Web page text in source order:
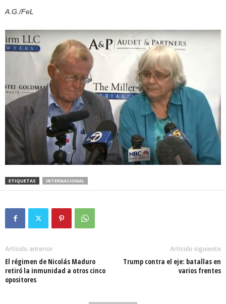
A.G./FeL
ETIQUETAS INTERNACIONAL
Artículo anterior
El régimen de Nicolás Maduro
retiró la inmunidad a otros cinco
opositores
Artículo siguiente
Trump contra el eje: batallas en
varios frentes